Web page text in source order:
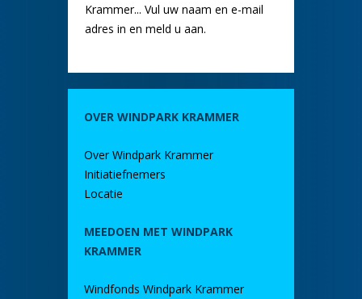
Krammer... Vul uw naam en e-mail
adres in en meld u aan.
OVER WINDPARK KRAMMER
Over Windpark Krammer
Initiatiefnemers
Locatie
MEEDOEN MET WINDPARK
KRAMMER
Windfonds Windpark Krammer